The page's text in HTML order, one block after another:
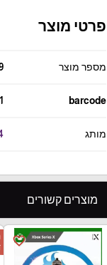
פרטי מוצר
מספר מוצר
barcode
מותג
מוצרים קשורים
favorite_border